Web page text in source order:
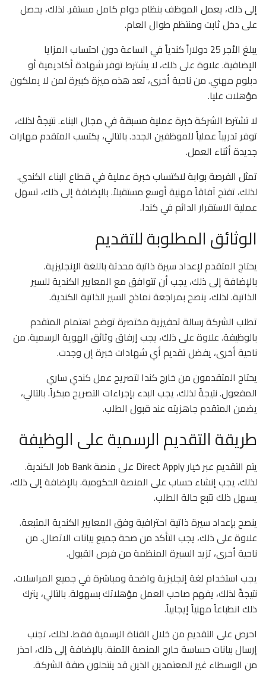
إلى ذلك، يعمل الموظف بنظام دوام كامل مستقر. لذلك، يحصل
على دخل ثابت ومنتظم طوال العام.
يبلغ الأجر 25 دولاراً كندياً في الساعة دون احتساب المزايا
الإضافية. علاوة على ذلك، لا يشترط توفر شهادة أكاديمية أو
دبلوم مهني. من ناحية أخرى، تعد هذه ميزة كبيرة لمن لا يملكون
مؤهلات عليا.
لا تشترط الشركة خبرة عملية مسبقة في مجال البناء. نتيجةً لذلك،
توفر تدريباً عملياً للموظفين الجدد. بالتالي، يكتسب المتقدم مهارات
جديدة أثناء العمل.
تمثل الفرصة بوابة لاكتساب خبرة عملية في قطاع البناء الكندي.
لذلك، تفتح آفاقاً مهنية أوسع مستقبلاً. بالإضافة إلى ذلك، تسهل
عملية الاستقرار الدائم في كندا.
الوثائق المطلوبة للتقديم
يحتاج المتقدم لإعداد سيرة ذاتية محدثة باللغة الإنجليزية.
بالإضافة إلى ذلك، يجب أن تتوافق مع المعايير الكندية للسير
الذاتية. لذلك، ينصح بمراجعة نماذج السير الذاتية الكندية.
تطلب الشركة رسالة تحفيزية مختصرة توضح اهتمام المتقدم
بالوظيفة. علاوة على ذلك، يجب إرفاق وثائق الهوية الرسمية. من
ناحية أخرى، يفضل تقديم أي شهادات خبرة إن وجدت.
يحتاج المتقدمون من خارج كندا لتصريح عمل كندي ساري
المفعول. نتيجةً لذلك، يجب البدء بإجراءات التصريح مبكراً. بالتالي،
يضمن المتقدم جاهزيته عند قبول الطلب.
طريقة التقديم الرسمية على الوظيفة
يتم التقديم عبر خيار Direct Apply على منصة Job Bank الكندية.
لذلك، يجب إنشاء حساب على المنصة الحكومية. بالإضافة إلى ذلك،
يسهل ذلك تتبع حالة الطلب.
ينصح بإعداد سيرة ذاتية احترافية وفق المعايير الكندية المتبعة.
علاوة على ذلك، يجب التأكد من صحة جميع بيانات الاتصال. من
ناحية أخرى، تزيد السيرة المنظمة من فرص القبول.
يجب استخدام لغة إنجليزية واضحة ومباشرة في جميع المراسلات.
نتيجةً لذلك، يفهم صاحب العمل مؤهلاتك بسهولة. بالتالي، يترك
ذلك انطباعاً مهنياً إيجابياً.
احرص على التقديم من خلال القناة الرسمية فقط. لذلك، تجنب
إرسال بيانات حساسة خارج المنصة الآمنة. بالإضافة إلى ذلك، احذر
من الوسطاء غير المعتمدين الذين قد ينتحلون صفة الشركة.